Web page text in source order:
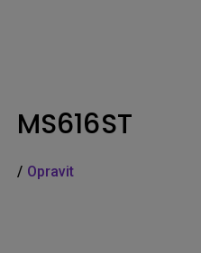
MS616ST
/ Opravit